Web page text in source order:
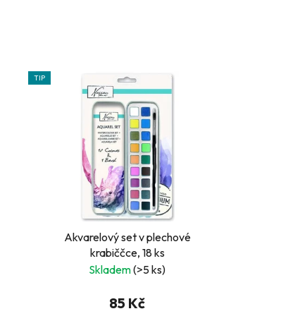
TIP
Akvarelový set v plechové
krabiččce, 18 ks
Skladem(>5 ks)
85 Kč